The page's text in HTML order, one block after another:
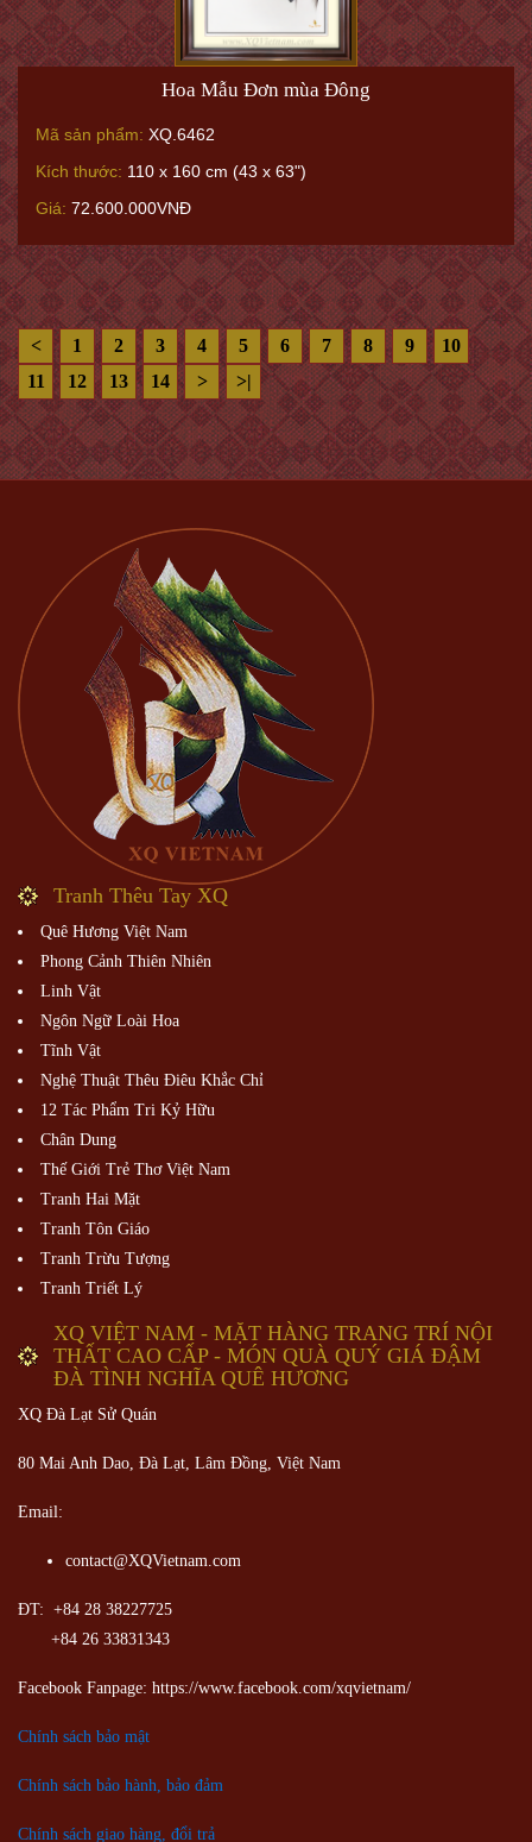
Hoa Mẫu Đơn mùa Đông
Mã sản phẩm: XQ.6462
Kích thước: 110 x 160 cm (43 x 63")
Giá: 72.600.000VNĐ
< 1 2 3 4 5 6 7 8 9
10
11
12 13 14 > >|
Tranh Thêu Tay XQ
Quê Hương Việt Nam
Phong Cảnh Thiên Nhiên
Linh Vật
Ngôn Ngữ Loài Hoa
Tĩnh Vật
Nghệ Thuật Thêu Điêu Khắc Chỉ
12 Tác Phẩm Tri Kỷ Hữu
Chân Dung
Thế Giới Trẻ Thơ Việt Nam
Tranh Hai Mặt
Tranh Tôn Giáo
Tranh Trừu Tượng
Tranh Triết Lý
XQ VIỆT NAM - MẶT HÀNG TRANG TRÍ NỘI
THẤT CAO CẤP - MÓN QUÀ QUÝ GIÁ ĐẬM
ĐÀ TÌNH NGHĨA QUÊ HƯƠNG
XQ Đà Lạt Sử Quán
80 Mai Anh Dao, Đà Lạt, Lâm Đồng, Việt Nam
Email:
contact@XQVietnam.com
ĐT: +84 28 38227725
+84 26 33831343
Facebook Fanpage: https://www.facebook.com/xqvietnam/
Chính sách bảo mật
Chính sách bảo hành, bảo đảm
Chính sách giao hàng, đổi trả